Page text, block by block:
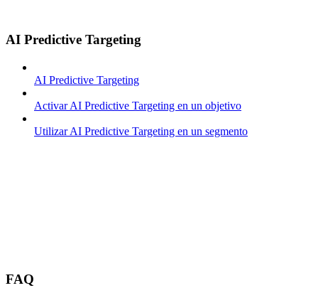
AI Predictive Targeting
AI Predictive Targeting
Activar AI Predictive Targeting en un objetivo
Utilizar AI Predictive Targeting en un segmento
FAQ